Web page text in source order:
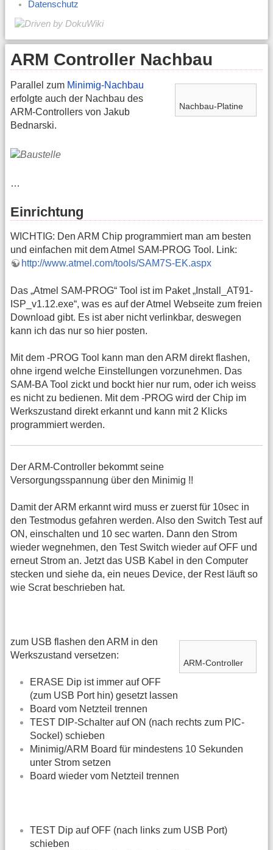
Datenschutz
ARM Controller Nachbau
Nachbau-Platine
Parallel zum Minimig-Nachbau
erfolgte auch der Nachbau des
ARM-Controllers von Jakub
Bednarski.
…
Einrichtung
WICHTIG: Den ARM Chip programmiert man am besten
und einfachen mit dem Atmel SAM-PROG Tool. Link:
http://www.atmel.com/tools/SAM7S-EK.aspx
Das „Atmel SAM-PROG“ Tool ist im Paket „Install_AT91-
ISP_v1.12.exe“, was es auf der Atmel Webseite zum freien
Download gibt. Es ist aber nicht verlinkbar, deswegen
kann ich das nur so hier posten.
Mit dem -PROG Tool kann man den ARM direkt flashen,
ohne irgend welche Einstellungen vorzunehmen. Das
SAM-BA Tool zickt und bockt hier nur rum, oder ich weiss
es nicht zu bedienen. Mit dem -PROG wird der Chip im
Werkszustand direkt erkannt und kann mit 2 Klicks
programmiert werden.
Der ARM-Controller bekommt seine
Versorgungsspannung über den Minimig !!
Damit der ARM erkannt wird muss er zuerst für 10sec in
den Testmodus gefahren werden. Also den Switch Test auf
ON, einschalten und 10 sec warten. Dann den Strom
wieder wegnehmen, den Test Switch wieder auf OFF und
erneut Strom an. Jetzt das USB Kabel in den Computer
stecken und siehe da, ein neues Device, der Rest läuft so
wie Scrat beschrieben hat.
ARM-Controller
zum USB flashen den ARM in den
Werkszustand versetzen:
ERASE Dip ist immer auf OFF
(zum USB Port hin) gesetzt lassen
Board vom Netzteil trennen
TEST DIP-Schalter auf ON (nach rechts zum PIC-
Sockel) schieben
Minimig/ARM Board für mindestens 10 Sekunden
unter Strom setzen
Board wieder vom Netzteil trennen
TEST Dip auf OFF (nach links zum USB Port)
schieben